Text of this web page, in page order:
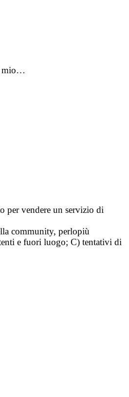
mio…
per vendere un servizio di
community, perlopiù
e fuori luogo; C) tentativi di